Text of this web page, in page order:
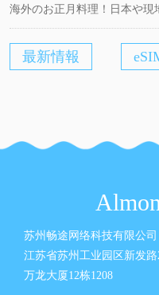
海外のお正月料理！日本や現
最新情報
苏州畅途网络科技有限公司
江苏省苏州工业园区新发路
万龙大厦12栋1208